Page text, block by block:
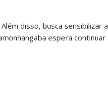
disso, busca sensibilizar a
espera continuar